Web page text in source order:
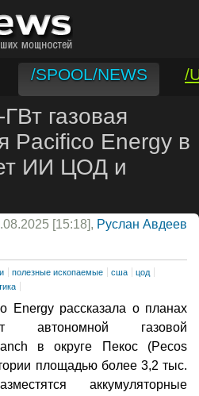
/SPOOL/NEWS
/
газовая
Pacifico Energy в
ИИ ЦОД и
[15:18], Руслан Авдеев
полезные ископаемые сша
цод
Energy рассказала о планах
автономной газовой
в округе Пекос (Pecos
площадью более 3,2 тыс.
аккумуляторные